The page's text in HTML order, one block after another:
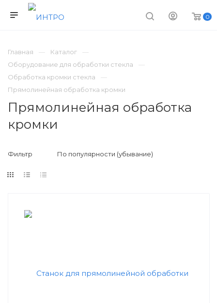
0
Главная
Каталог
Оборудование для обработки стекла
Обработка кромки стекла
Прямолинейная обработка кромки
Прямолинейная обработка
кромки
Фильтр По популярности (убывание)